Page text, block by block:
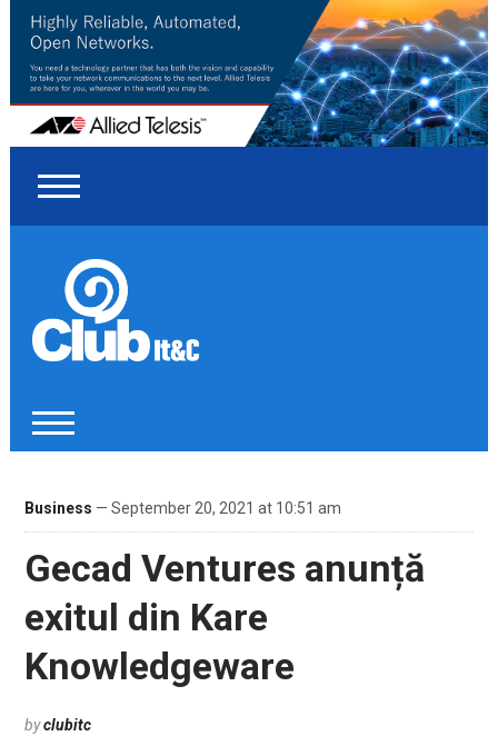
Business — September 20, 2021 at 10:51 am
Gecad Ventures anunță
exitul din Kare
Knowledgeware
byclubitc